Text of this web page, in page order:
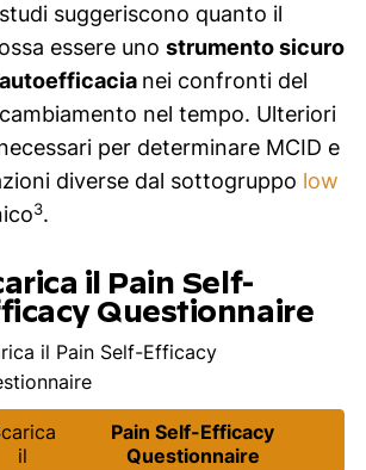
suggeriscono quanto il
essere uno strumento sicuro
nei confronti del
nel tempo. Ulteriori
per determinare MCID e
diverse dal sottogruppo low
3.
il Pain Self-
Questionnaire
il Pain Self-Efficacy
il
Pain Self-Efficacy
Questionnaire